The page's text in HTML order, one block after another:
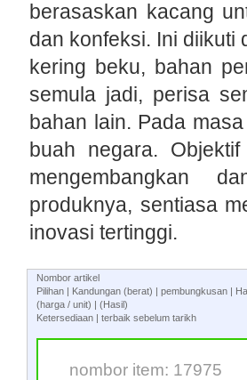
berasaskan kacang
dan konfeksi. Ini diikuti
kering beku, bahan
semula jadi, perisa
bahan lain. Pada
buah negara.
mengembangkan
produknya, sentiasa
inovasi tertinggi.
Nombor artikel
Pilihan | Kandungan (berat) | pembungkusan |
(harga / unit) | (Hasil)
Ketersediaan | terbaik sebelum tarikh
nombor item: 17975